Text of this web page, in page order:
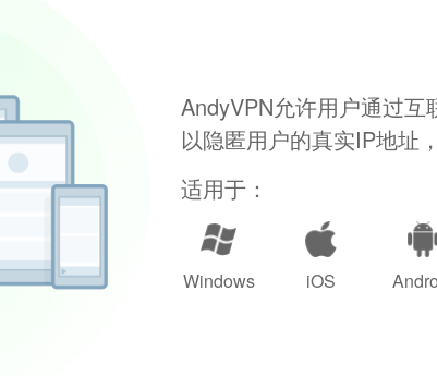
AndyVPN允许用户通过
以隐匿用户的真实IP地址
适用于：
Windows iOS